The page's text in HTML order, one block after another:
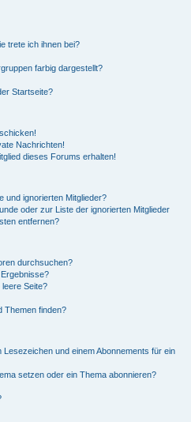
trete ich ihnen bei?
farbig dargestellt?
Startseite?
Nachrichten!
dieses Forums erhalten!
und ignorierten Mitglieder?
oder zur Liste der ignorierten Mitglieder
entfernen?
durchsuchen?
Seite?
Themen finden?
und einem Abonnements für ein
setzen oder ein Thema abonnieren?